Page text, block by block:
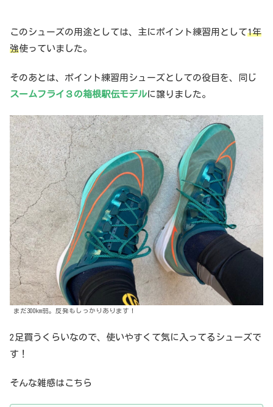
このシューズの用途としては、主にポイント練習用として1年
強使っていました。
そのあとは、ポイント練習用シューズとしての役目を、同じ
スームフライ３の箱根駅伝モデルに譲りました。
まだ300km弱。反発もしっかりあります！
2足買うくらいなので、使いやすくて気に入ってるシューズで
す！
そんな雑感はこちら